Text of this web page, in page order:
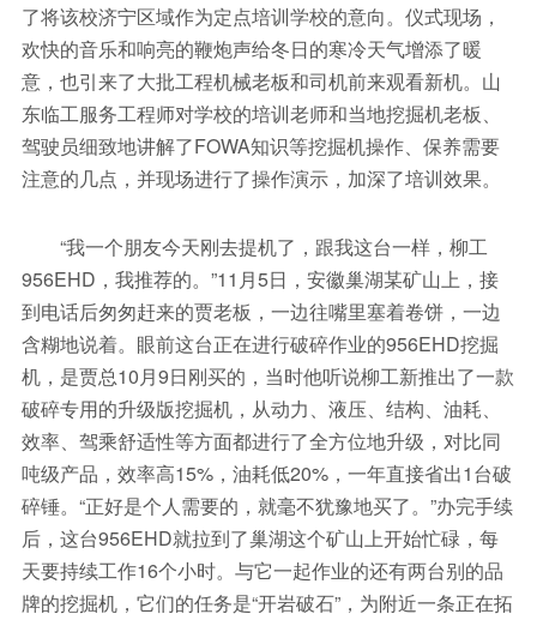
了将该校济宁区域作为定点培训学校的意向。仪式现场，
欢快的音乐和响亮的鞭炮声给冬日的寒冷天气增添了暖
意，也引来了大批工程机械老板和司机前来观看新机。山
东临工服务工程师对学校的培训老师和当地挖掘机老板、
驾驶员细致地讲解了FOWA知识等挖掘机操作、保养需要
注意的几点，并现场进行了操作演示，加深了培训效果。
“我一个朋友今天刚去提机了，跟我这台一样，柳工
956EHD，我推荐的。”11月5日，安徽巢湖某矿山上，接
到电话后匆匆赶来的贾老板，一边往嘴里塞着卷饼，一边
含糊地说着。眼前这台正在进行破碎作业的956EHD挖掘
机，是贾总10月9日刚买的，当时他听说柳工新推出了一款
破碎专用的升级版挖掘机，从动力、液压、结构、油耗、
效率、驾乘舒适性等方面都进行了全方位地升级，对比同
吨级产品，效率高15%，油耗低20%，一年直接省出1台破
碎锤。“正好是个人需要的，就毫不犹豫地买了。”办完手续
后，这台956EHD就拉到了巢湖这个矿山上开始忙碌，每
天要持续工作16个小时。与它一起作业的还有两台别的品
牌的挖掘机，它们的任务是“开岩破石”，为附近一条正在拓